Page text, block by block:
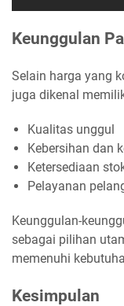
Keunggulan
Selain harga yang
juga dikenal
Kualitas unggul
Kebersihan dan
Ketersediaan
Pelayanan
Keunggulan-
sebagai pilihan
memenuhi
Kesimpulan